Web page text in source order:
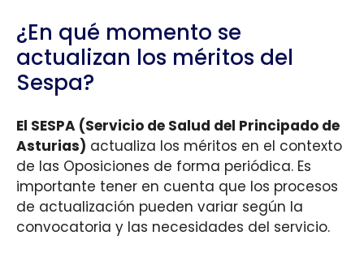
¿En qué momento se
actualizan los méritos del
Sespa?
El SESPA (Servicio de Salud del Principado de
Asturias) actualiza los méritos en el contexto
de las Oposiciones de forma periódica. Es
importante tener en cuenta que los procesos
de actualización pueden variar según la
convocatoria y las necesidades del servicio.